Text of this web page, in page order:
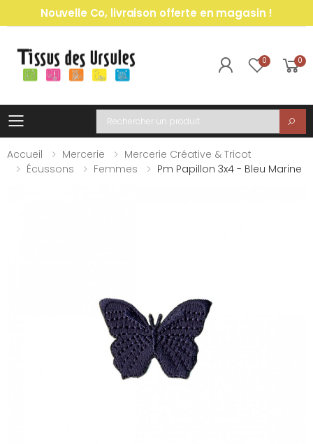
Nouvelle Co, livraison offerte en magasin !
0 0
Toggle mobile menu
Recherche
Accueil
Mercerie
Mercerie Créative & Tricot
Écussons
Femmes Pm Papillon 3x4 - Bleu Marine